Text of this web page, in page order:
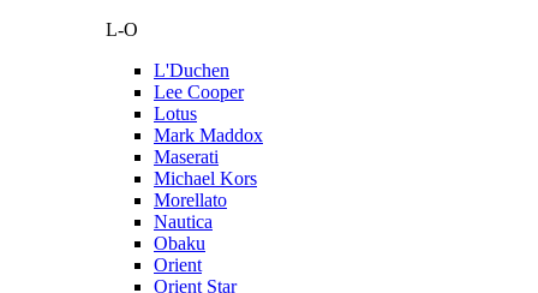
L-O
L'Duchen
Lee Cooper
Lotus
Mark Maddox
Maserati
Michael Kors
Morellato
Nautica
Obaku
Orient
Orient Star